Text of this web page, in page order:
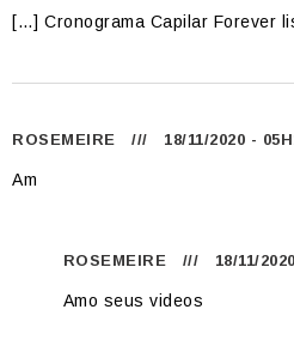
[…] Cronograma Capilar Forever
ROSEMEIRE /// 18/11/2020 -
Am
ROSEMEIRE /// 18/11/2020
Amo seus videos